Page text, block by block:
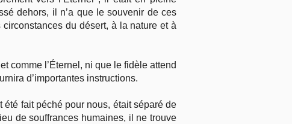
dehors, il n’a que le souvenir de ces
du désert, à la nature et à
comme l’Éternel, ni que le fidèle attend
d’importantes instructions.
été fait péché pour nous, était séparé de
de souffrances humaines, il ne trouve